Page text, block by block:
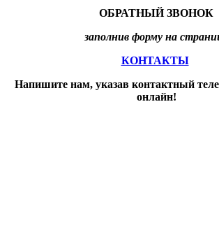
ОБРАТНЫЙ ЗВОНОК
заполнив форму на
КОНТАКТЫ
Напишите нам, указав контактный
онлайн!